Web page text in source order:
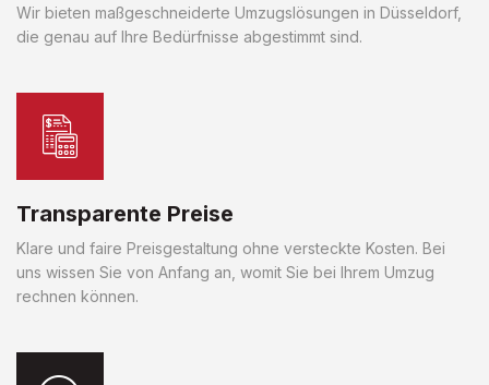
Wir bieten maßgeschneiderte Umzugslösungen in Düsseldorf,
die genau auf Ihre Bedürfnisse abgestimmt sind.
Transparente Preise
Klare und faire Preisgestaltung ohne versteckte Kosten. Bei
uns wissen Sie von Anfang an, womit Sie bei Ihrem Umzug
rechnen können.